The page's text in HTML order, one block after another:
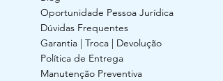
Oportunidade Pessoa Jurídica
Dúvidas Frequentes
Garantia | Troca | Devolução
Política de Entrega
Manutenção Preventiva